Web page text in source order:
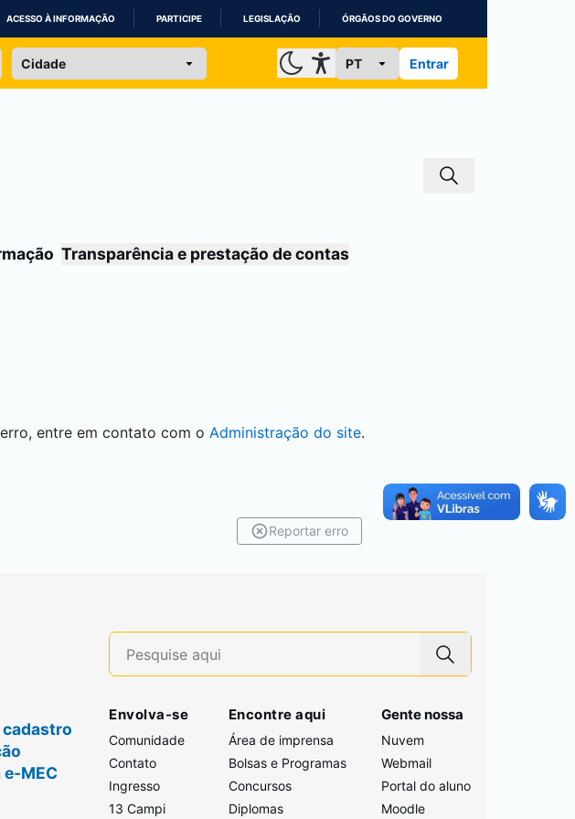
ACESSO À INFORMAÇÃO PARTICIPE LEGISLAÇÃO ÓRGÃOS DO GOVERNO
Entrar
Transparência e prestação de contas
entre em contato com o Administração do site.
Reportar erro
e-MEC
Envolva-se
Comunidade
Contato
Ingresso
13 Campi
Encontre aqui
Área de imprensa
Bolsas e Programas
Concursos
Diplomas
Gente nossa
Nuvem
Webmail
Portal do aluno
Moodle